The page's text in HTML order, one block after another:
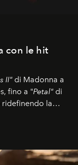
con le hit
II" di Madonna a
fino a "Petal" di
ridefinendo la